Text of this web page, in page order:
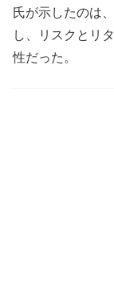
氏が示したのは
し、リスクとリ
性だった。